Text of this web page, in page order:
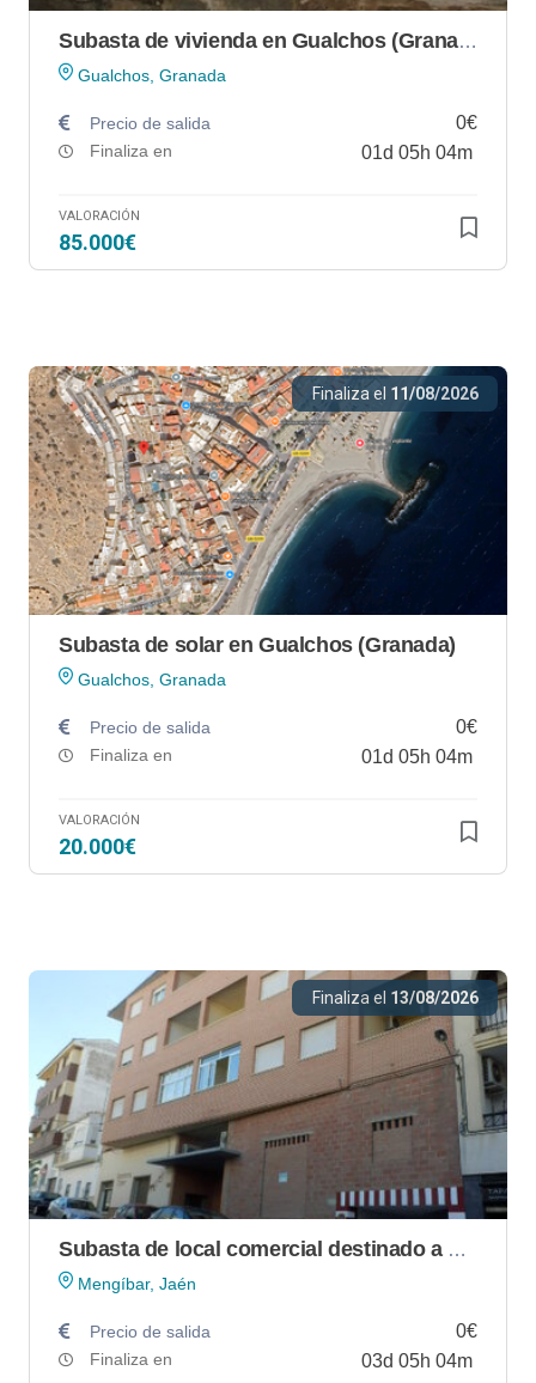
Subasta de vivienda en Gualchos (Granada)
Gualchos, Granada
Precio de salida 0€
Finaliza en 01d 05h 04m
VALORACIÓN
85.000€
Finaliza el 11/08/2026
Subasta de solar en Gualchos (Granada)
Gualchos, Granada
Precio de salida 0€
Finaliza en 01d 05h 04m
VALORACIÓN
20.000€
Finaliza el 13/08/2026
Subasta de local comercial destinado a almacén en Mengíbar (Jaén)
Mengíbar, Jaén
Precio de salida 0€
Finaliza en 03d 05h 04m